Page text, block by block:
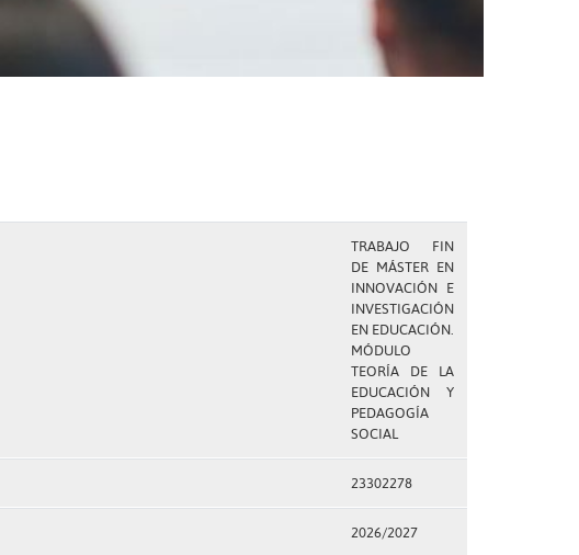
TRABAJO FIN
DE MÁSTER EN
INNOVACIÓN E
INVESTIGACIÓN
EN EDUCACIÓN.
MÓDULO
TEORÍA DE LA
EDUCACIÓN Y
PEDAGOGÍA
SOCIAL
23302278
2026/2027